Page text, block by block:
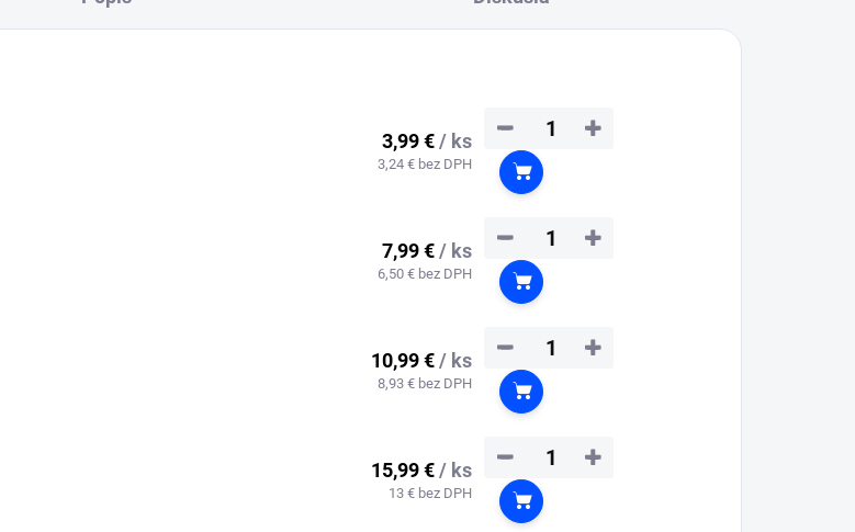
3,99 €/ ks
3,24 € bez DPH
+
−
Do košíka
7,99 €/ ks
6,50 € bez DPH
+
−
Do košíka
10,99 €/ ks
8,93 € bez DPH
+
−
Do košíka
15,99 €/ ks
13 € bez DPH
+
−
Do košíka